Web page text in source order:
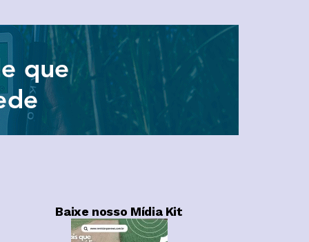
Baixe nosso Mídia Kit